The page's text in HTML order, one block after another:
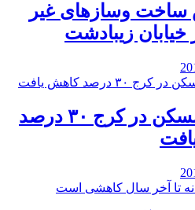
ساخت وسازهای غیر
خیابان زیبادشت
️قیمت مسکن در کرج ۳۰ درصد